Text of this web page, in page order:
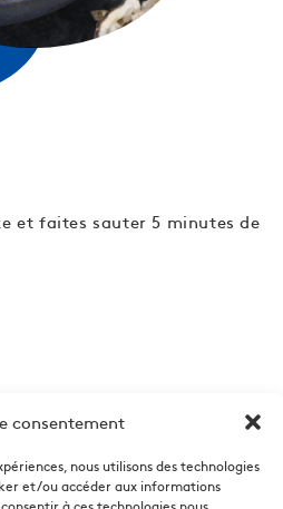
consentement
nous utilisons des technologies
et/ou accéder aux informations
et faites sauter 5 minutes de
amandes et pignons grillés